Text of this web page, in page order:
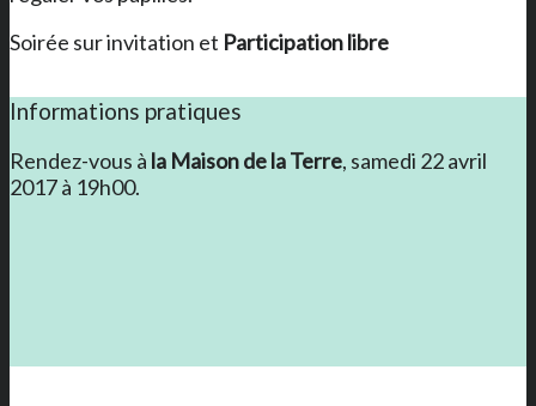
Soirée sur invitation et Participation libre
Informations pratiques
Rendez-vous à la Maison de la Terre, samedi 22 avril
2017 à 19h00.